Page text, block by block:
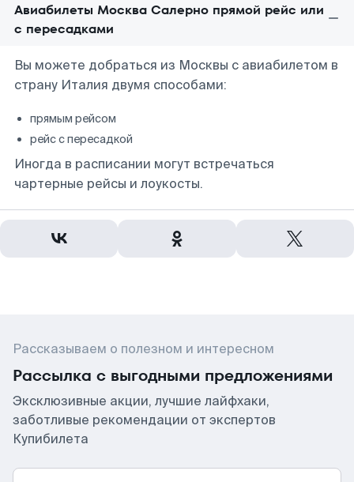
Авиабилеты Москва Салерно прямой рейс или
с пересадками
Вы можете добраться из Москвы с авиабилетом в
страну Италия двумя способами:
прямым рейсом
рейс с пересадкой
Иногда в расписании могут встречаться
чартерные рейсы и лоукосты.
Рассказываем о полезном и интересном
Рассылка с выгодными предложениями
Эксклюзивные акции, лучшие лайфхаки,
заботливые рекомендации от экспертов
Купибилета